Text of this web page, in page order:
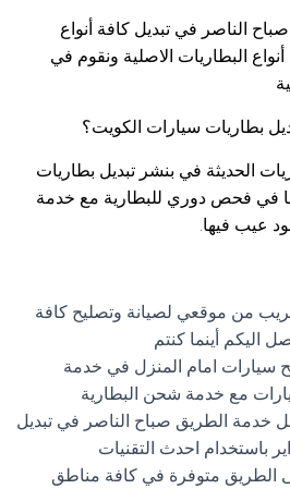
الناصر في تبديل كافة أنواع
البطاريات الاصلية ونقوم في
بطاريات سيارات الكويت؟
الحديثة في بنشر تبديل بطاريات
في فحص دوري للبطارية مع خدمة
عيب فيها.
من موقعي لصيانة وتصليح كافة
اليكم أينما كنتم
سيارات امام المنزل في خدمة
مع خدمة شحن البطارية
خدمة الطريق صباح الناصر في تبديل
باستخدام احدث التقنيات
الطريق متوفرة في كافة مناطق